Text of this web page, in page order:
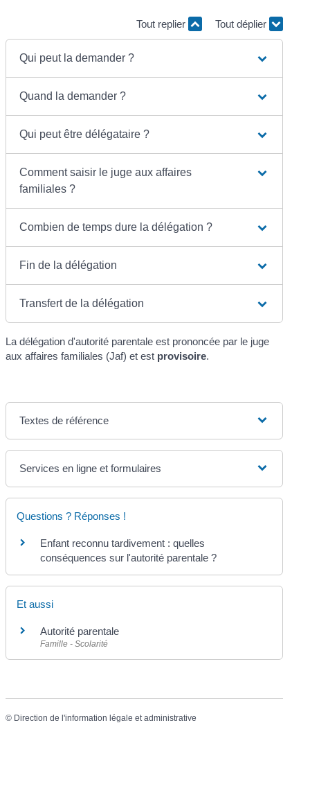
Tout replier Tout déplier
Qui peut la demander ?
Quand la demander ?
Qui peut être délégataire ?
Comment saisir le juge aux affaires
familiales ?
Combien de temps dure la délégation ?
Fin de la délégation
Transfert de la délégation
La délégation d'autorité parentale est prononcée par le juge
aux affaires familiales (Jaf) et est provisoire.
Textes de référence
Services en ligne et formulaires
Questions ? Réponses !
Enfant reconnu tardivement : quelles
conséquences sur l'autorité parentale ?
Et aussi
Autorité parentale
Famille - Scolarité
© Direction de l'information légale et administrative